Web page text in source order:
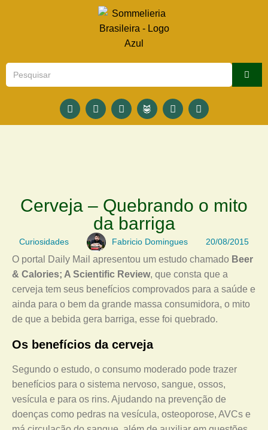
Cerveja – Quebrando o mito
da barriga
Curiosidades Fabricio Domingues 20/08/2015
O portal Daily Mail apresentou um estudo chamado Beer
& Calories; A Scientific Review, que consta que a
cerveja tem seus benefícios comprovados para a saúde e
ainda para o bem da grande massa consumidora, o mito
de que a bebida gera barriga, esse foi quebrado.
Os benefícios da cerveja
Segundo o estudo, o consumo moderado pode trazer
benefícios para o sistema nervoso, sangue, ossos,
vesícula e para os rins. Ajudando na prevenção de
doenças como pedras na vesícula, osteoporose, AVCs e